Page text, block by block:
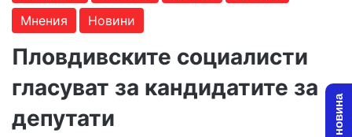
Мнения
Новини
Пловдивските социалисти
гласуват за кандидатите за
депутати